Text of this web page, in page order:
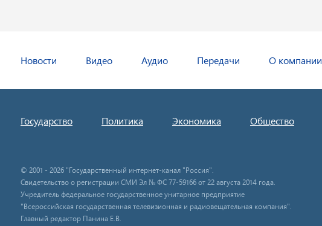
Новости Видео Аудио Передачи О компании
Государство Политика Экономика Общество
© 2001 - 2026 "Государственный интернет-канал "Россия".
Свидетельство о регистрации СМИ Эл № ФС 77-59166 от 22 августа 2014 года.
Учредитель федеральное государственное унитарное предприятие
"Всероссийская государственная телевизионная и радиовещательная компания".
Главный редактор Панина Е.В.